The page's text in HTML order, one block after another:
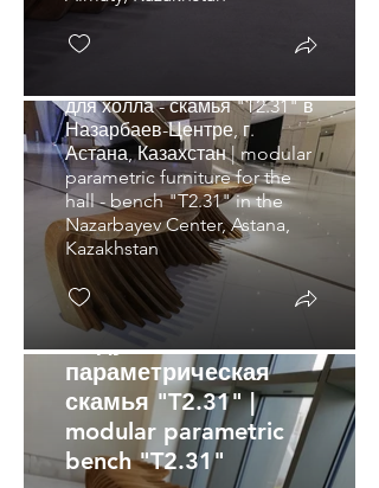
public spaces
модульная
для холла - скамья "T2.31" в
Назарбаев-Центре, г.
Астана, Казахстан | modular
parametric furniture for the
hall - bench "T2.31" in the
Nazarbayev Center, Astana,
Kazakhstan
модульная
параметрическая
скамья "T2.31" |
modular parametric
bench "T2.31"